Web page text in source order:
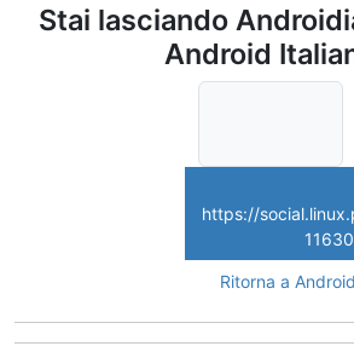
Stai lasciando
Android
https://
Ritorna a